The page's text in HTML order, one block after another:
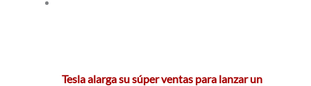
Tesla alarga su súper ventas para lanzar un